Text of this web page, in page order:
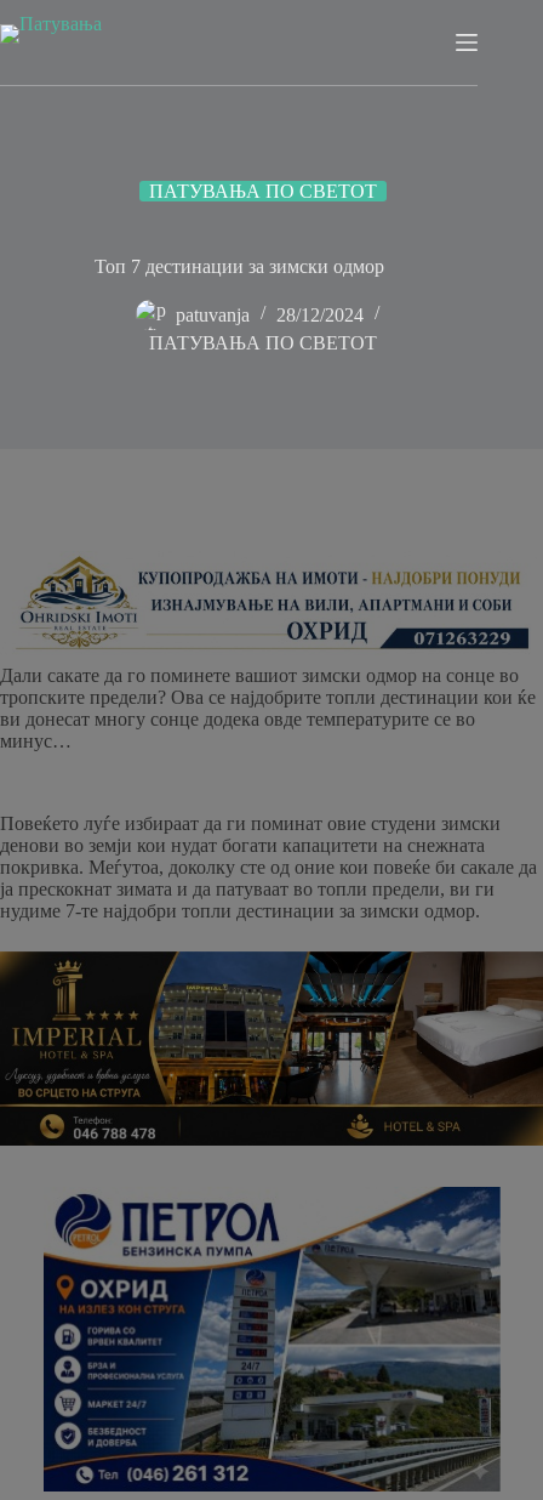
to
ПАТУВАЊА ПО СВЕТОТ
Топ 7 дестинации за зимски одмор
patuvanja
28/12/2024
ПАТУВАЊА ПО СВЕТОТ
Дали сакате да го поминете вашиот зимски одмор на сонце во
тропските предели? Ова се најдобрите топли дестинации кои ќе
ви донесат многу сонце додека овде температурите се во
минус…
Повеќето луѓе избираат да ги поминат овие студени зимски
денови во земји кои нудат богати капацитети на снежната
покривка. Меѓутоа, доколку сте од оние кои повеќе би сакале да
ја прескокнат зимата и да патуваат во топли предели, ви ги
нудиме 7-те најдобри топли дестинации за зимски одмор.